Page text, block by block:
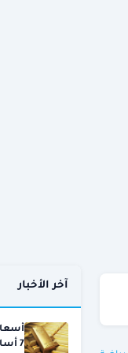
آخر الأخبار
7 أسابيع…